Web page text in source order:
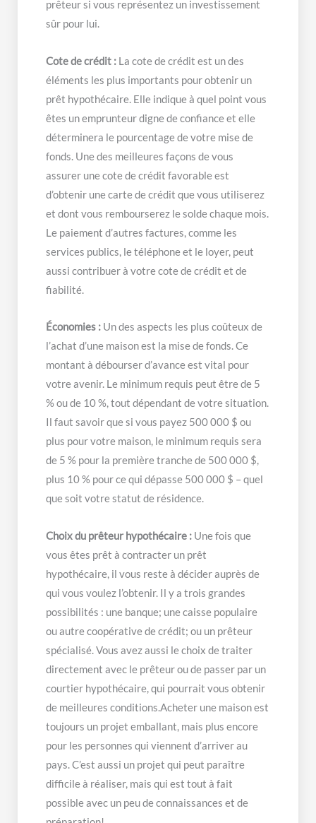
prêteur si vous représentez un investissement
sûr pour lui.
Cote de crédit : La cote de crédit est un des
éléments les plus importants pour obtenir un
prêt hypothécaire. Elle indique à quel point vous
êtes un emprunteur digne de confiance et elle
déterminera le pourcentage de votre mise de
fonds. Une des meilleures façons de vous
assurer une cote de crédit favorable est
d’obtenir une carte de crédit que vous utiliserez
et dont vous rembourserez le solde chaque mois.
Le paiement d’autres factures, comme les
services publics, le téléphone et le loyer, peut
aussi contribuer à votre cote de crédit et de
fiabilité.
Économies : Un des aspects les plus coûteux de
l’achat d’une maison est la mise de fonds. Ce
montant à débourser d’avance est vital pour
votre avenir. Le minimum requis peut être de 5
% ou de 10 %, tout dépendant de votre situation.
Il faut savoir que si vous payez 500 000 $ ou
plus pour votre maison, le minimum requis sera
de 5 % pour la première tranche de 500 000 $,
plus 10 % pour ce qui dépasse 500 000 $ – quel
que soit votre statut de résidence.
Choix du prêteur hypothécaire : Une fois que
vous êtes prêt à contracter un prêt
hypothécaire, il vous reste à décider auprès de
qui vous voulez l’obtenir. Il y a trois grandes
possibilités : une banque; une caisse populaire
ou autre coopérative de crédit; ou un prêteur
spécialisé. Vous avez aussi le choix de traiter
directement avec le prêteur ou de passer par un
courtier hypothécaire, qui pourrait vous obtenir
de meilleures conditions.Acheter une maison est
toujours un projet emballant, mais plus encore
pour les personnes qui viennent d’arriver au
pays. C’est aussi un projet qui peut paraître
difficile à réaliser, mais qui est tout à fait
possible avec un peu de connaissances et de